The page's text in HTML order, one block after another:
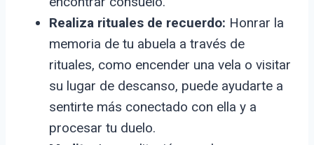
Realiza rituales de recuerdo: Honrar la
memoria de tu abuela a través de
rituales, como encender una vela o visitar
su lugar de descanso, puede ayudarte a
sentirte más conectado con ella y a
procesar tu duelo.